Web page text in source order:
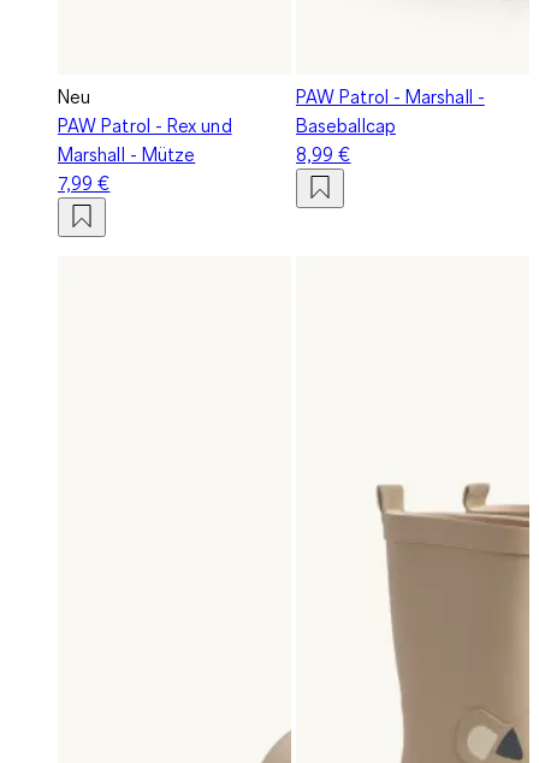
Neu
PAW Patrol - Rex und
Marshall - Mütze
7,99 €
PAW Patrol - Marshall -
Baseballcap
8,99 €